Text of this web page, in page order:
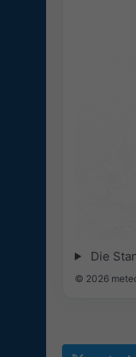
Die
© 2026